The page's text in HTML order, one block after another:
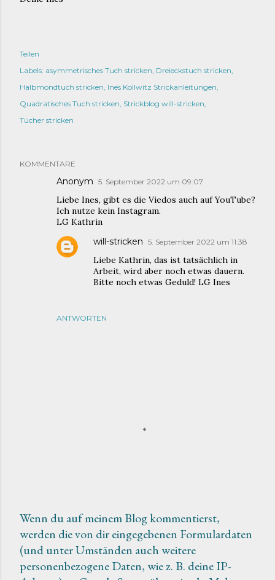
Teilen
Labels: asymmetrisches Tuch stricken Dreieckstuch stricken
Halbmondtuch stricken Ines Kollwitz Strickanleitungen
Quadratisches Tuch stricken Strickblog will-stricken
Tücher stricken
KOMMENTARE
Anonym 5. September 2022 um 09:07
Liebe Ines, gibt es die Viedos auch auf YouTube?
Ich nutze kein Instagram.
LG Kathrin
ANTWORTEN
will-stricken 5. September 2022 um 11:38
Liebe Kathrin, das ist tatsächlich in
Arbeit, wird aber noch etwas dauern.
Bitte noch etwas Geduld! LG Ines
K
o
m
Wenn du auf meinem Blog kommentierst,
werden die von dir eingegebenen Formulardaten
(und unter Umständen auch weitere
personenbezogene Daten, wie z. B. deine IP-